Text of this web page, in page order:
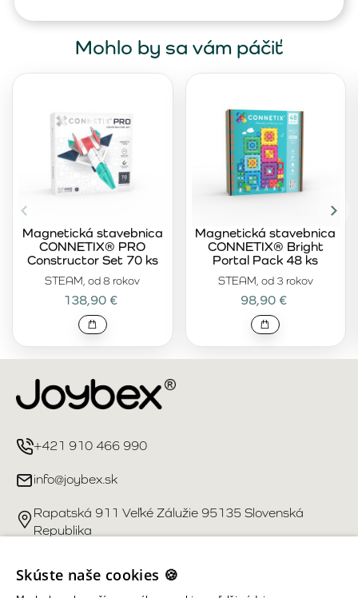
Mohlo by sa vám páčiť
STEAM, od 8 rokov
Magnetická stavebnica
CONNETIX® PRO
Constructor Set 70 ks
138,90 €
STEAM, od 3 rokov
Magnetická stavebnica
CONNETIX® Bright
Portal Pack 48 ks
98,90 €
+421 910 466 990
info@joybex.sk
Rapatská 911 Veľké Zálužie 95135 Slovenská
Republika
Užitočné odkazy
Skúste naše cookies 🍪